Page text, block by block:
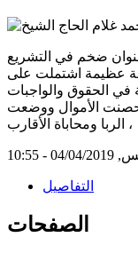
عنوان ضخم في التشريع
عظيمة اشتملت على
الأموال ووضعت
الربا ومحاباة الأقارب ،
- 10:55
التفاصيل
الصفحات